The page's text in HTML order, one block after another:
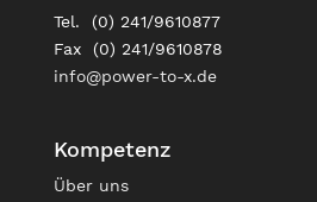
Tel. (0) 241/9610877
Fax (0) 241/9610878
info@power-to-x.de
Kompetenz
Über uns